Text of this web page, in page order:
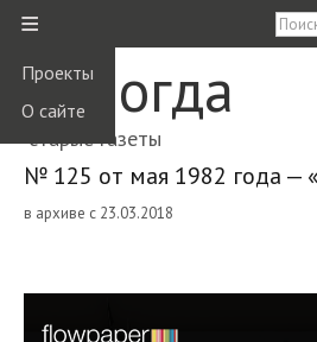
≡
Проекты
О сайте
Вологда
старые газеты
№ 125 от мая 1982 года —
в архиве с 23.03.2018